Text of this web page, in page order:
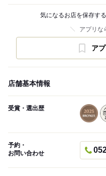
気になるお店を保存す
アプリな
ア
店舗基本情報
受賞・選出歴
予約・
お問い合わせ